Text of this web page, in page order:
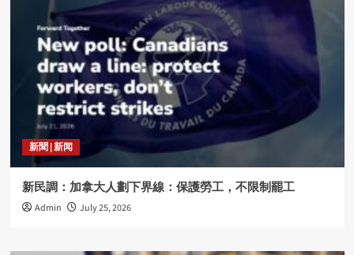
新聞 | 新闻
新民調：加拿大人劃下界線：保護勞工，不限制罷工
Admin July 25, 2026